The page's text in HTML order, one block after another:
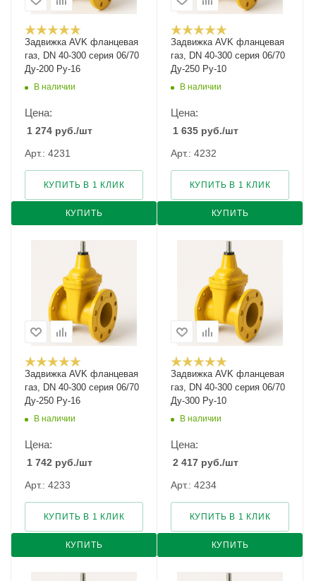
Задвижка AVK фланцевая
газ, DN 40-300 серия 06/70
Ду-200 Ру-16
В наличии
Цена:
1 274 руб./шт
Арт.: 4231
КУПИТЬ
КУПИТЬ В 1 КЛИК
Задвижка AVK фланцевая
газ, DN 40-300 серия 06/70
Ду-250 Ру-10
В наличии
Цена:
1 635 руб./шт
Арт.: 4232
КУПИТЬ
КУПИТЬ В 1 КЛИК
Задвижка AVK фланцевая
газ, DN 40-300 серия 06/70
Ду-250 Ру-16
В наличии
Цена:
1 742 руб./шт
Арт.: 4233
КУПИТЬ
КУПИТЬ В 1 КЛИК
Задвижка AVK фланцевая
газ, DN 40-300 серия 06/70
Ду-300 Ру-10
В наличии
Цена:
2 417 руб./шт
Арт.: 4234
КУПИТЬ
КУПИТЬ В 1 КЛИК